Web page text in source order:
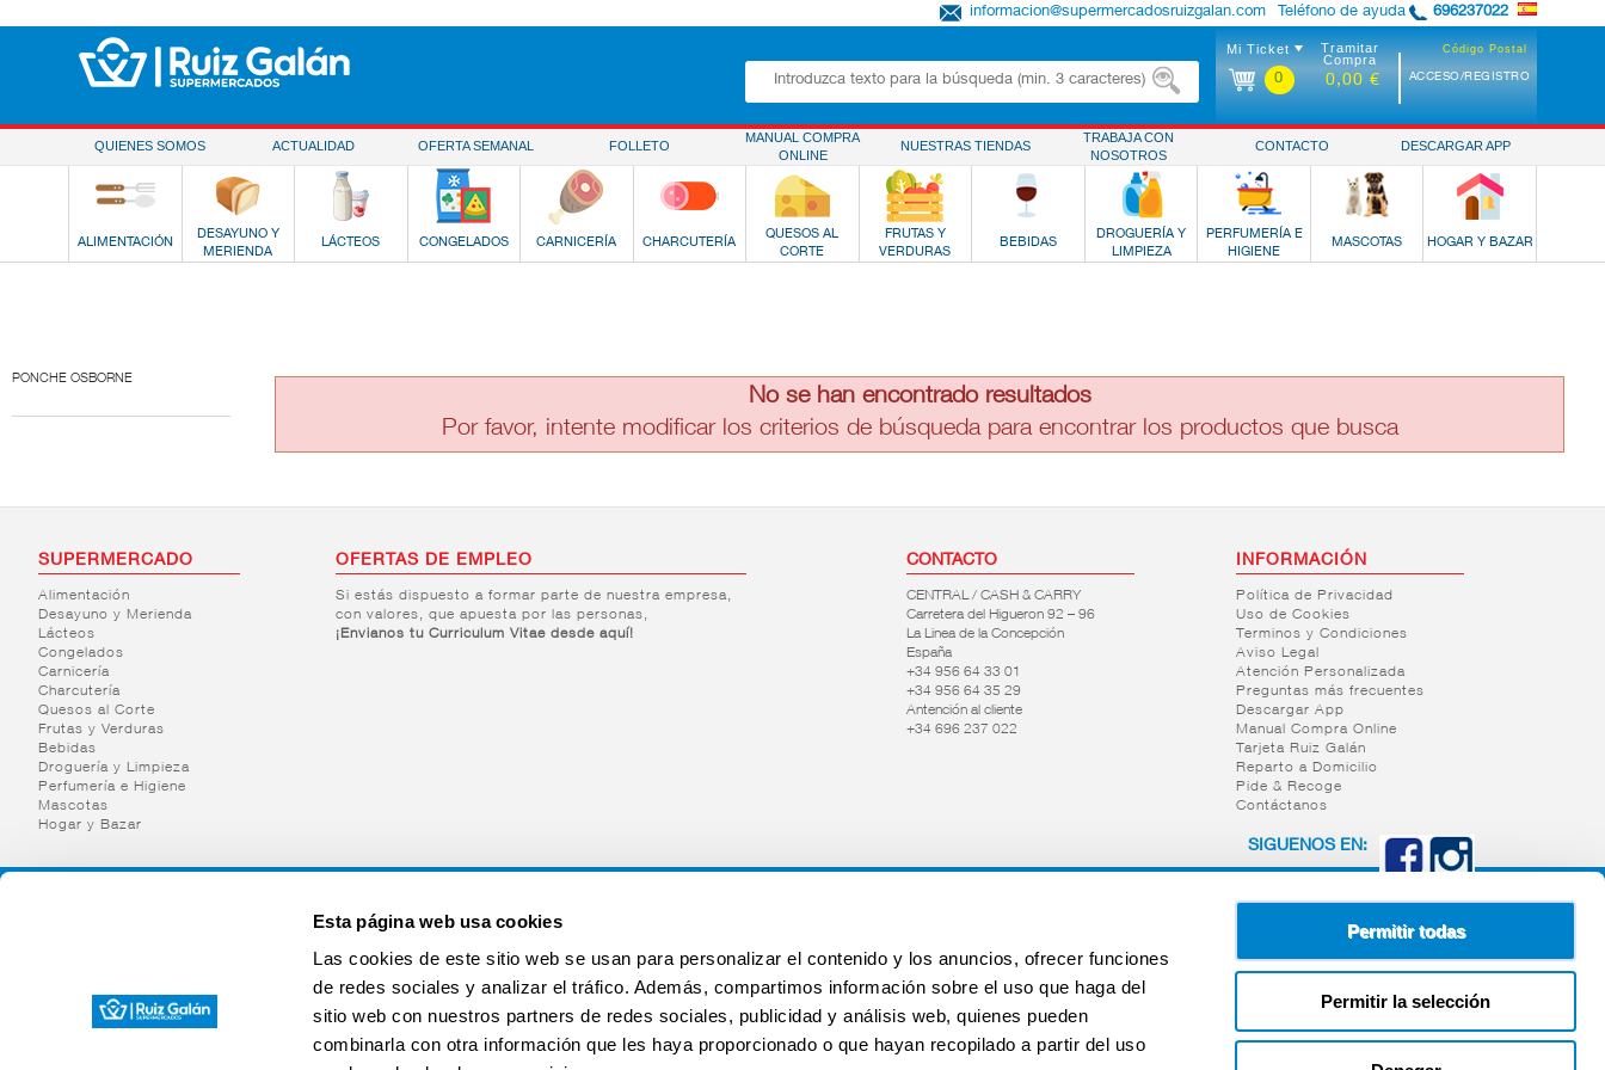
Esta página web usa cookies
Las cookies de este sitio web se usan para personalizar el contenido y los anuncios, ofrecer funciones
de redes sociales y analizar el tráfico. Además, compartimos información sobre el uso que haga del
sitio web con nuestros partners de redes sociales, publicidad y análisis web, quienes pueden
combinarla con otra información que les haya proporcionado o que hayan recopilado a partir del uso
Permitir todas
Permitir la selección
Teléfono de ayuda 696237022
informacion@supermercadosruizgalan.com
Código Postal
ACCESO/REGISTRO
Mi Ticket
0
Tramitar
Compra
0,00 €
QUIENES SOMOS ACTUALIDAD OFERTA SEMANAL FOLLETO
MANUAL COMPRA
ONLINE
NUESTRAS TIENDAS
TRABAJA CON
NOSOTROS
CONTACTO DESCARGAR APP
ALIMENTACIÓN
DESAYUNO Y
MERIENDA
LÁCTEOS CONGELADOS CARNICERÍA CHARCUTERÍA
QUESOS AL
CORTE
FRUTAS Y
VERDURAS
BEBIDAS
DROGUERÍA Y
LIMPIEZA
PERFUMERÍA E
HIGIENE
MASCOTAS HOGAR Y BAZAR
PONCHE OSBORNE
No se han encontrado resultados
Por favor, intente modificar los criterios de búsqueda para encontrar los productos que busca
SUPERMERCADO
Alimentación
Desayuno y Merienda
Lácteos
Congelados
Carnicería
Charcutería
Quesos al Corte
Frutas y Verduras
Bebidas
Droguería y Limpieza
Perfumería e Higiene
Mascotas
Hogar y Bazar
OFERTAS DE EMPLEO
Si estás dispuesto a formar parte de nuestra empresa,
con valores, que apuesta por las personas,
¡Envianos tu Curriculum Vitae desde aquí!
CONTACTO
CENTRAL / CASH & CARRY
Carretera del Higueron 92 – 96
La Linea de la Concepción
España
+34 956 64 33 01
+34 956 64 35 29
Antención al cliente
+34 696 237 022
INFORMACIÓN
Política de Privacidad
Uso de Cookies
Terminos y Condiciones
Aviso Legal
Atención Personalizada
Preguntas más frecuentes
Descargar App
Manual Compra Online
Tarjeta Ruiz Galán
Reparto a Domicilio
Pide & Recoge
Contáctanos
SIGUENOS EN: